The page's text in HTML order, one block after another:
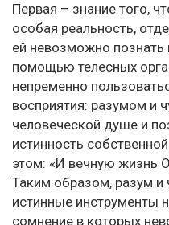
Первая – знание того,
особая реальность,
ей невозможно
помощью телесных
непременно
восприятия: разумом и
человеческой душе и
истинность
этом: «И вечную жизнь
Таким образом, разум и
истинные инструменты
сомнение в которых